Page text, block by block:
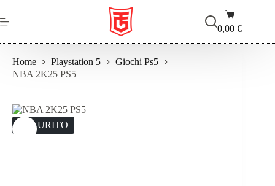
al
contenuto
Carrello
0,00€
Home Playstation 5
Giochi Ps5
NBA 2K25 PS5
ESAURITO